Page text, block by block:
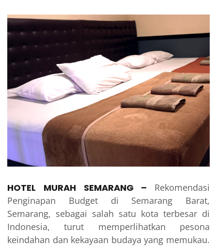
HOTEL MURAH SEMARANG – Rekomendasi
Penginapan Budget di Semarang Barat,
Semarang, sebagai salah satu kota terbesar di
Indonesia, turut memperlihatkan pesona
keindahan dan kekayaan budaya yang memukau.